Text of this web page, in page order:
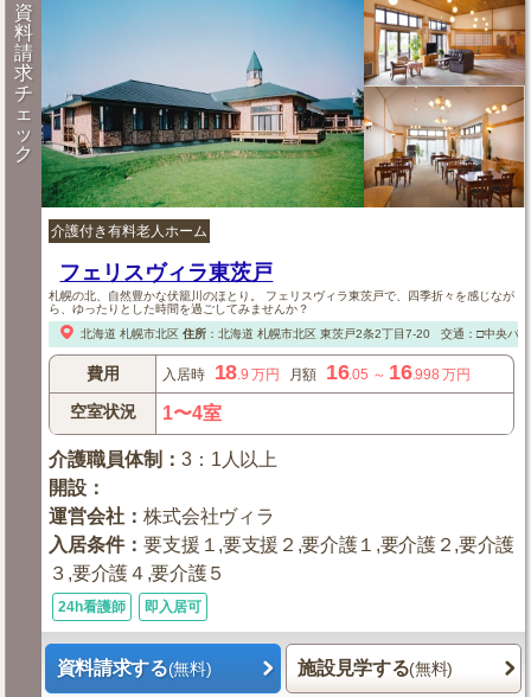
資
料
請
求
チ
ェ
ッ
ク
介護付き有料老人ホーム
フェリスヴィラ東茨戸
札幌の北、自然豊かな伏籠川のほとり。 フェリスヴィラ東茨戸で、四季折々を感じなが
ら、ゆったりとした時間を過ごしてみませんか？
北海道 札幌市北区 住所： 北海道 札幌市北区東茨戸2条2丁目7-20 交通：□中央バ
費用 入居時 18.9 万円 月額 16.05 ～ 16.998 万円
空室状況 1〜4室
介護職員体制 ：3：1人以上
開設 ：
運営会社 ：株式会社ヴィラ
入居条件：要支援１,要支援２,要介護１,要介護２,要介護
３,要介護４,要介護５
24h看護師 即入居可
資料請求する(無料) 施設見学する(無料)